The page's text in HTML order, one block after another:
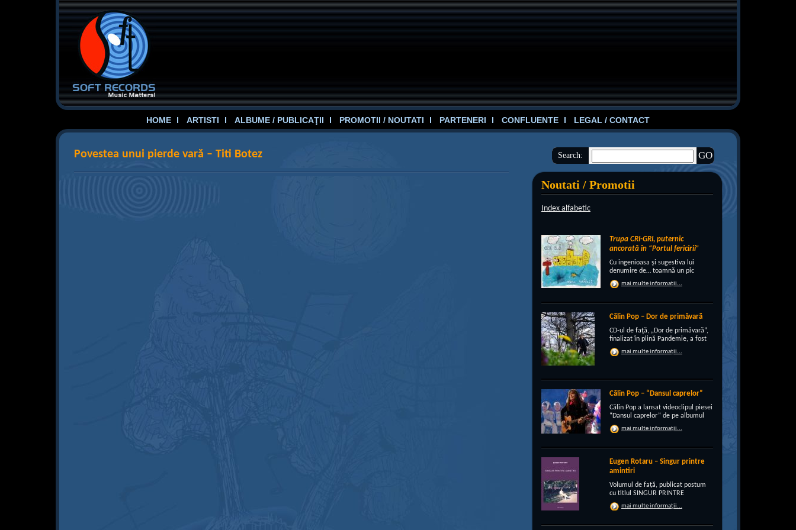
HOME ARTISTI ALBUME / PUBLICAŢII PROMOTII / NOUTATI PARTENERI CONFLUENTE LEGAL / CONTACT
Search:
Noutati / Promotii
Index alfabetic
Trupa CRI-GRI, puternic
ancorată în “Portul fericirii”
Cu ingenioasa şi sugestiva lui
denumire de… toamnă un pic
“încruntată”, elegant suprapusă
unei existenţe de peste un sfert de
voios anotimpul ruginiu al
melancoliilor de tot soiul, cu un nou
[…]
mai multe informații...
Călin Pop – Dor de primăvară
CD-ul de faţă, „Dor de primăvară”,
finalizat în plină Pandemie, a fost
conceput, pe de-a intregul, de
rocker-ul Călin Pop, inconfundabil
publică electrizantă, de
experimentat vocalist […]
mai multe informații...
Călin Pop – “Dansul caprelor”
Călin Pop a lansat videoclipul piesei
“Dansul caprelor” de pe albumul
“Ritual de iarnă”. Premiera a avut
loc pe 27.12.2020 pe canalul
Jocul caprei este un obicei întâlnit
în perioada […]
mai multe informații...
Eugen Rotaru – Singur printre
amintiri
Volumul de față, publicat postum
cu titlul SINGUR PRINTRE
AMINTIRI, este o confesiune a lui
Eugen Rotaru despre bunii lui
unul, și l-au lăsat din ce în ce mai
mai multe informații...
Povestea unui pierde vară – Titi Botez